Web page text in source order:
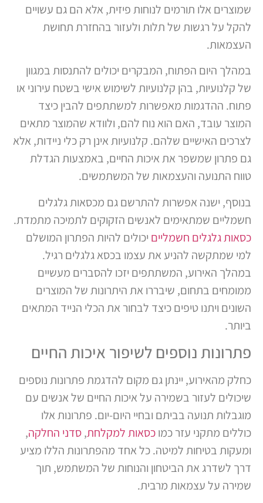
שמוצרים אלו תורמים לנוחות פיזית, אלא הם גם עשויים
להקל על רגשות של תלות ולעזור בהחזרת תחושת
העצמאות.
במהלך היום הפתוח, המבקרים יכולים להתנסות במגוון
של קלנועיות, בהן קלנועיות לשימוש אישי בשטח עירוני או
פתוח. ההדגמות מאפשרות למשתתפים להבין כיצד
המוצר עובד, האם הוא נוח להם, ולוודא שהמוצר מתאים
לצרכים האישיים שלהם. קלנועיות אינן רק כלי ניידות, אלא
גם פתרון שמשפר את איכות החיים, באמצעות הגדלת
טווח התנועה והעצמאות של המשתמשים.
בנוסף, ישנה אפשרות להתרשם גם מכסאות גלגלים
חשמליים שמתאימים לאנשים הזקוקים לתמיכה מתמדת.
כסאות גלגלים חשמלייםיכולים להיות הפתרון המושלם
למי שמתקשה להניע את עצמו בכסא גלגלים רגיל.
במהלך האירוע, המשתתפים יזכו להסברים מעשיים
ממומחים בתחום, שיבררו את היתרונות של המוצרים
השונים ויתנו טיפים כיצד לבחור את הכלי הנייד המתאים
ביותר.
פתרונות נוספים לשיפור איכות החיים
כחלק מהאירוע, יינתן גם מקום להדגמת פתרונות נוספים
שיכולים לעזור בשמירה על איכות החיים של אנשים עם
מוגבלות תנועה בביתם ובחיי היום-יום. פתרונות אלו
כוללים מתקני עזר כמוכסאות למקלחת,סדני החלקה,
ומעקות בטיחות למיטה. כל אחד מהפתרונות הללו מציע
דרך לשדרג את הביטחון והנוחות של המשתמש, תוך
שמירה על עצמאות מרבית.